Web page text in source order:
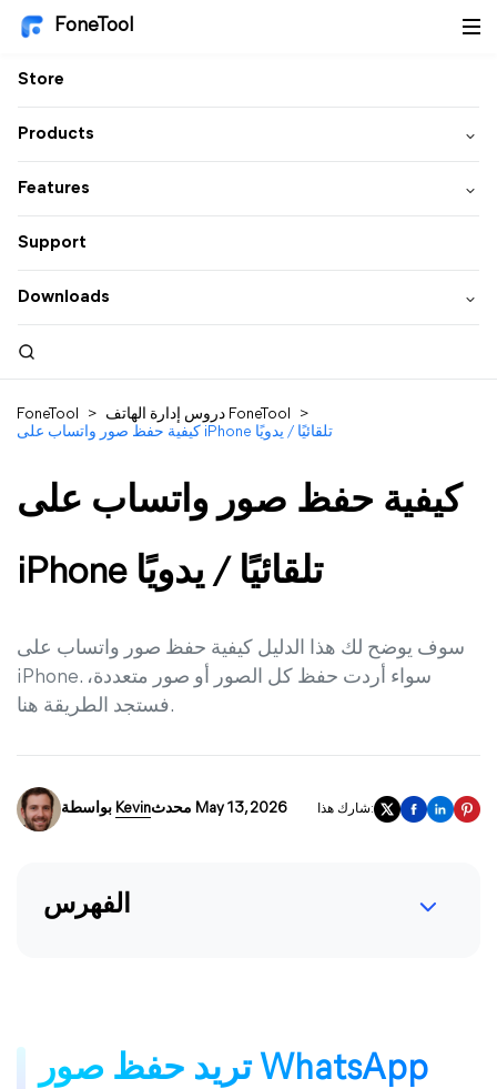
FoneTool
Store
Products
Features
Support
Downloads
FoneTool > دروس إدارة الهاتف FoneTool
>
كيفية حفظ صور واتساب على iPhone تلقائيًا / يدويًا
كيفية حفظ صور واتساب على
iPhone تلقائيًا / يدويًا
سوف يوضح لك هذا الدليل كيفية حفظ صور واتساب على
iPhone. سواء أردت حفظ كل الصور أو صور متعددة،
فستجد الطريقة هنا.
Kevin محدث May 13, 2026 شارك هذا:
الفهرس
تريد حفظ صور WhatsApp